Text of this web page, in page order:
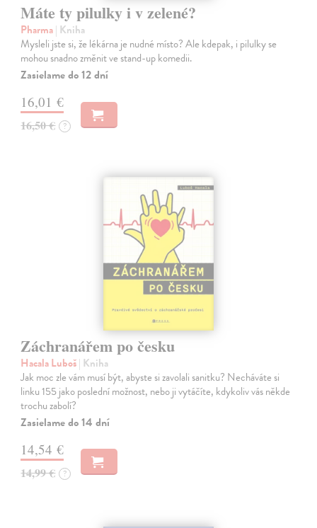
Máte ty pilulky i v zelené?
Pharma| Kniha
Mysleli jste si, že lékárna je nudné místo? Ale kdepak, i pilulky se
mohou snadno změnit ve stand-up komedii.
Zasielame do 12 dní
16,01 €
16,50 € ?
Záchranářem po česku
Hacala Luboš| Kniha
Jak moc zle vám musí být, abyste si zavolali sanitku? Necháváte si
linku 155 jako poslední možnost, nebo ji vytáčíte, kdykoliv vás někde
trochu zabolí?
Zasielame do 14 dní
14,54 €
14,99 € ?